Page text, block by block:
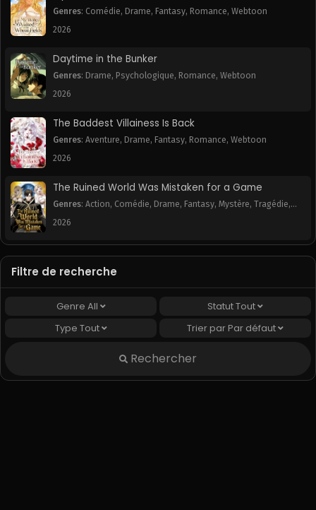
Genres: Comédie, Drame, Fantasy, Romance, Webtoon
2026
Daytime in the Bunker
Genres: Drame, Psychologique, Romance, Webtoon
2026
The Baddest Villainess Is Back
Genres: Aventure, Drame, Fantasy, Romance, Webtoon
2026
The Ruined World Was Mistaken for a Game
Genres: Action, Comédie, Drame, Fantasy, Mystère, Tragédie,
Webtoon
2026
Filtre de recherche
Genre All StatutTout
Type Tout Trier par Par défaut
Rechercher